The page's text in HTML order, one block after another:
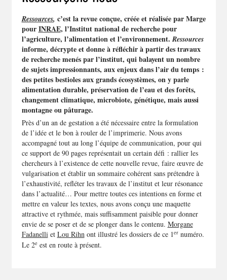
Ressources, c’est la revue conçue, créée et réalisée par Marge
pourINRAE, l’Institut national de recherche pour
l’agriculture, l’alimentation et l’environnement.Ressources
informe, décrypte et donne à réfléchir à partir des travaux
de recherche menés par l’institut, qui balayent un nombre
de sujets impressionnants, aux enjeux dans l’air du temps :
des petites bestioles aux grands écosystèmes, on y parle
alimentation durable, préservation de l’eau et des forêts,
changement climatique, microbiote, génétique, mais aussi
montagne ou pâturage.
Près d’un an de gestation a été nécessaire entre la formulation
de l’idée et le bon à rouler de l’imprimerie. Nous avons
accompagné tout au long l’équipe de communication, pour qui
ce support de 90 pages représentait un certain défi : rallier les
chercheurs à l’existence de cette nouvelle revue, faire œuvre de
vulgarisation et établir un sommaire cohérent sans prétendre à
l’exhaustivité, refléter les travaux de l’institut et leur résonance
dans l’actualité… Pour mettre toutes ces intentions en forme et
mettre en valeur les textes, nous avons conçu une maquette
attractive et rythmée, mais suffisamment paisible pour donner
envie de se poser et de se plonger dans le contenu. Morgane
Fadanelliet Lou Rihnont illustré les dossiers de ce 1ernuméro.
Le 2eest en route à présent.